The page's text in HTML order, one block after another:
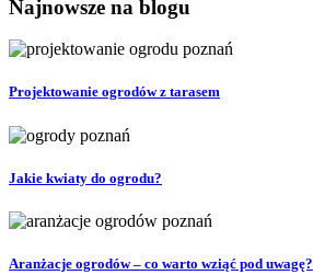
Najnowsze na blogu
Projektowanie ogrodów z tarasem
Jakie kwiaty do ogrodu?
Aranżacje ogrodów – co warto wziąć pod uwagę?